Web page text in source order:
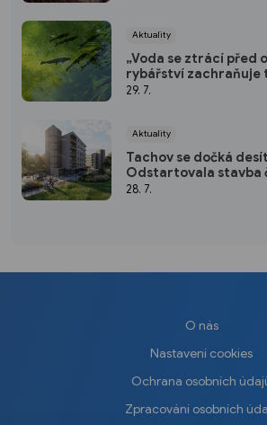
Aktuality
„Voda se ztrácí před
rybářství zachraňuje
vysychajících rybníků
29. 7.
Aktuality
Tachov se dočká
Odstartovala stavba
Tachov
28. 7.
O nás
Nastavení cookies
Ochrana osobních
Zpracování osobních